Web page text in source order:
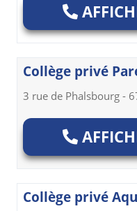
Collège privé
3 rue de Phalsbourg -
Collège privé